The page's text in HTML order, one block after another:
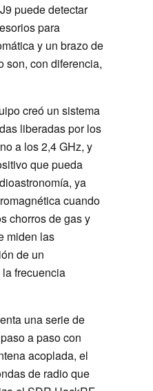
puede detectar
para
y un brazo de
son, con diferencia,
creó un sistema
liberadas por los
a los 2,4 GHz, y
que pueda
ya
cuando
chorros de gas y
miden las
de un
frecuencia
una serie de
a paso con
acoplada, el
de radio que